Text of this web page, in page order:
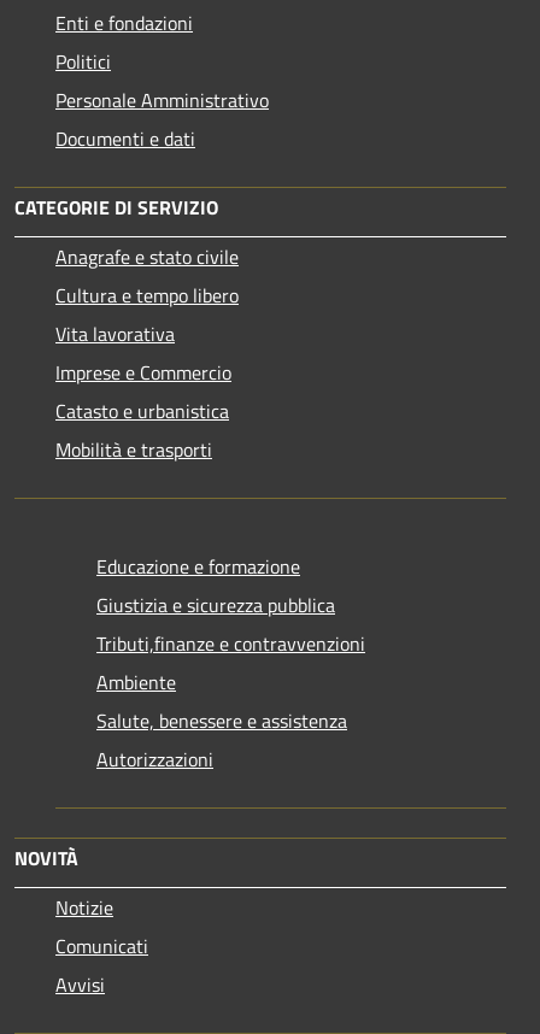
Enti e fondazioni
Politici
Personale Amministrativo
Documenti e dati
CATEGORIE DI SERVIZIO
Anagrafe e stato civile
Cultura e tempo libero
Vita lavorativa
Imprese e Commercio
Catasto e urbanistica
Mobilità e trasporti
Educazione e formazione
Giustizia e sicurezza pubblica
Tributi,finanze e contravvenzioni
Ambiente
Salute, benessere e assistenza
Autorizzazioni
NOVITÀ
Notizie
Comunicati
Avvisi